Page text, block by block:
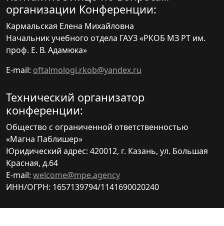
организации Конференции:
Кармальская Елена Михайловна
Начальник учебного отдела ГАУЗ «РКОБ МЗ РТ им.
проф. Е. В. Адамюка»
E-mail: oftalmologi.rkob@yandex.ru
Технический организатор
конференции:
Общество с ограниченной ответственностью
«Магна Паблишер»
Юридический адрес: 420012, г. Казань, ул. Большая
Красная, д.64
E-mail: welcome@mpe.agency
ИНН/ОГРН: 1657139794/1141690020240